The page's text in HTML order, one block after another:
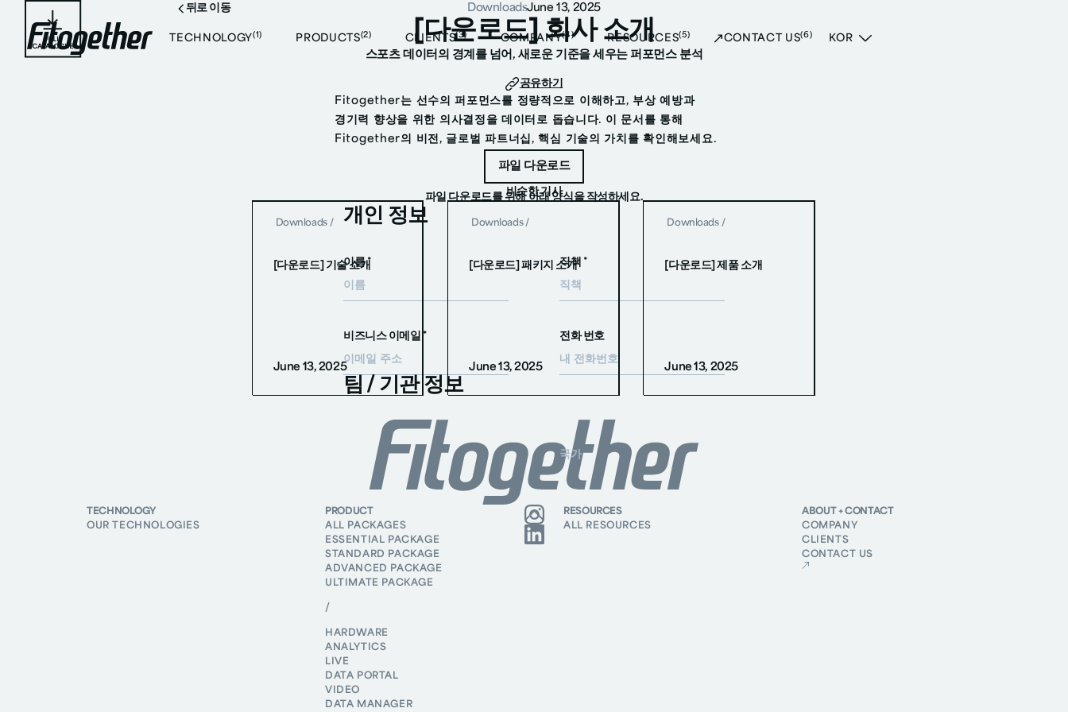
TECHNOLOGY (1) PRODUCTS(2) CLIENTS(3) COMPANY(4) RESOURCES(5) CONTACT US(6) KOR
뒤로 이동 DownloadsJune 13, 2025
[다운로드] 회사 소개
스포츠 데이터의 경계를 넘어, 새로운 기준을 세우는 퍼포먼스 분석
공유하기
Fitogether는 선수의 퍼포먼스를 정량적으로 이해하고, 부상 예방과
경기력 향상을 위한 의사결정을 데이터로 돕습니다. 이 문서를 통해
Fitogether의 비전, 글로벌 파트너십, 핵심 기술의 가치를 확인해보세요.
파일 다운로드
파일 다운로드
파일 다운로드를 위해 아래 양식을 작성하세요.
개인 정보
이름 * 직책 *
비즈니스 이메일 * 전화 번호
팀 / 기관 정보
팀 / 기관 이름 * 국가 *
메시지 *
Fitogether의개인정보 처리방침
동의합니다.
비슷한 기사
Downloads /
[다운로드] 기술 소개
June 13, 2025
Downloads /
[다운로드] 패키지 소개
June 13, 2025
Downloads /
[다운로드] 제품 소개
June 13, 2025
TECHNOLOGY
OUR TECHNOLOGIES
PRODUCT
ALL PACKAGES
ESSENTIAL PACKAGE
STANDARD PACKAGE
ADVANCED PACKAGE
ULTIMATE PACKAGE
/
HARDWARE
ANALYTICS
LIVE
DATA PORTAL
VIDEO
DATA MANAGER
RESOURCES
ALL RESOURCES
ABOUT + CONTACT
COMPANY
CLIENTS
CONTACT US